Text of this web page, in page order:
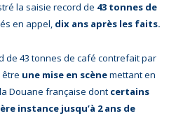
la saisie record de 43 tonnes de
en appel, dix ans après les faits.
de 43 tonnes de café contrefait par
être une mise en scènemettant en
Douane française dont certains
instance jusqu’à 2 ans de